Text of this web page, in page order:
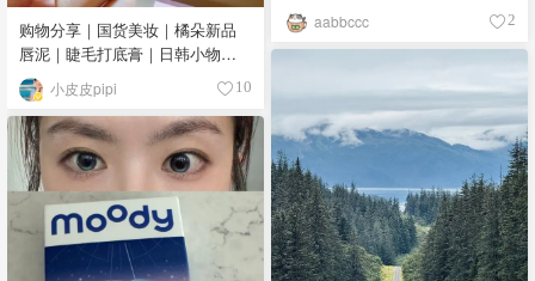
购物分享｜国货美妆｜橘朵新品
唇泥｜睫毛打底膏｜日韩小物｜
眼线笔｜美甲DIY💅
小皮皮pipi 10
aabbccc 2